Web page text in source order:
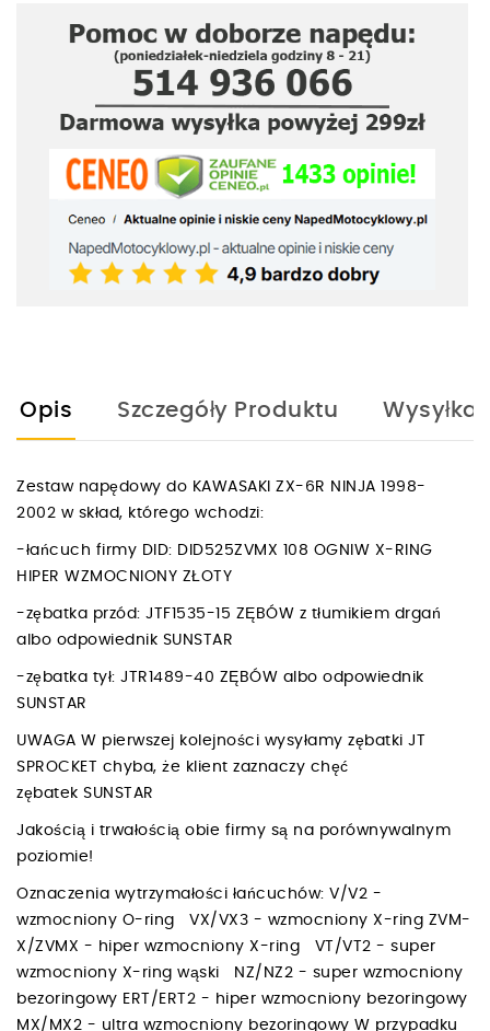
Opis Szczegóły Produktu Wysyłka
Zestaw napędowy do KAWASAKI ZX-6R NINJA 1998-
2002 w skład, którego wchodzi:
-łańcuch firmy DID: DID525ZVMX 108 OGNIW X-RING
HIPER WZMOCNIONY ZŁOTY
-zębatka przód: JTF1535-15 ZĘBÓW z tłumikiem drgań
albo odpowiednik SUNSTAR
-zębatka tył: JTR1489-40 ZĘBÓW albo odpowiednik
SUNSTAR
UWAGA W pierwszej kolejności wysyłamy zębatki JT
SPROCKET chyba, że klient zaznaczy chęć
zębatek SUNSTAR
Jakością i trwałością obie firmy są na porównywalnym
poziomie!
Oznaczenia wytrzymałości łańcuchów: V/V2 -
wzmocniony O-ring VX/VX3 - wzmocniony X-ring ZVM-
X/ZVMX - hiper wzmocniony X-ring VT/VT2 - super
wzmocniony X-ring wąski NZ/NZ2 - super wzmocniony
bezoringowy ERT/ERT2 - hiper wzmocniony bezoringowy
MX/MX2 - ultra wzmocniony bezoringowy W przypadku